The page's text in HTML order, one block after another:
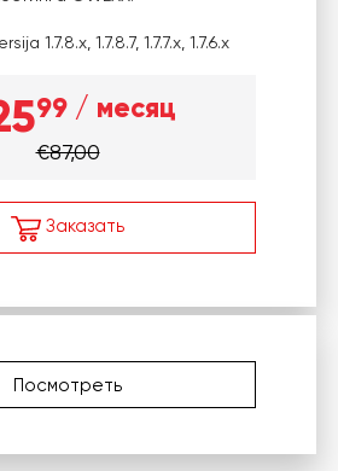
1.7.8.x, 1.7.8.7, 1.7.7.x, 1.7.6.x
99 / месяц
€87,00
Заказать
Посмотреть